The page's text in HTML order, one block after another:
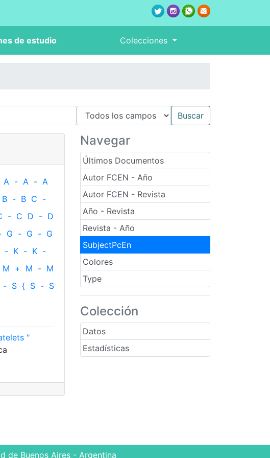
de estudio Colecciones
Navegar
Últimos Documentos
Autor FCEN - Año
Autor FCEN - Revista
Año - Revista
Revista - Año
SubjectPcEn
Colores
Type
Colección
Datos
Estadísticas
A - A - A
B - B C -
- C D - D
G - G - G
- K - K -
M + M - M
- S { S - S
"
de Buenos Aires - Argentina